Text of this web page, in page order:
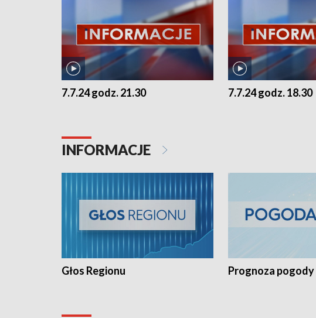
7.7.24 godz. 21.30 7.7.24 godz. 18.30
INFORMACJE
Głos Regionu Prognoza pogody